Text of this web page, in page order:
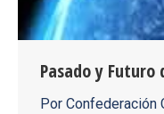
Pasado y Futuro
Por Confederación